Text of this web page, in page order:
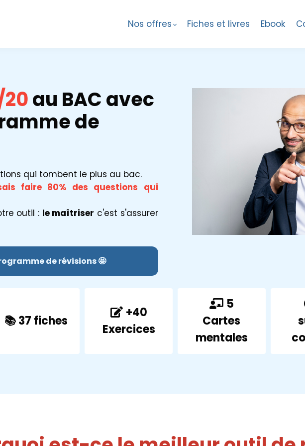
Nos offres Fiches et livres Ebook
20au BAC avec
de
qui tombent le plus au bac.
faire 80% des questions qui
outil : le maîtriser c'est s'assurer
de révisions 🤩
📚 37 fiches
+40
Exercices
5
Cartes
mentales